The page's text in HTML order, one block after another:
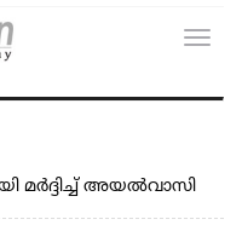
മര്‍ദ്ദിച്ച് അയല്‍വാസി